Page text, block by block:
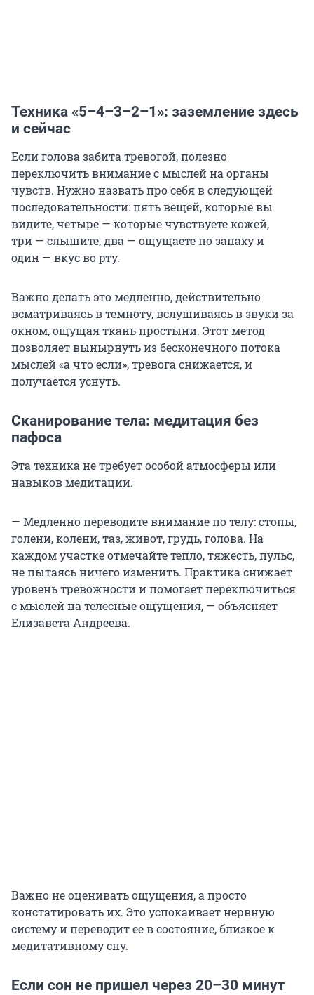
Техника «5–4–3–2–1»: заземление здесь
и сейчас
Если голова забита тревогой, полезно
переключить внимание с мыслей на органы
чувств. Нужно назвать про себя в следующей
последовательности: пять вещей, которые вы
видите, четыре — которые чувствуете кожей,
три — слышите, два — ощущаете по запаху и
один — вкус во рту.
Важно делать это медленно, действительно
всматриваясь в темноту, вслушиваясь в звуки за
окном, ощущая ткань простыни. Этот метод
позволяет вынырнуть из бесконечного потока
мыслей «а что если», тревога снижается, и
получается уснуть.
Сканирование тела: медитация без
пафоса
Эта техника не требует особой атмосферы или
навыков медитации.
— Медленно переводите внимание по телу: стопы,
голени, колени, таз, живот, грудь, голова. На
каждом участке отмечайте тепло, тяжесть, пульс,
не пытаясь ничего изменить. Практика снижает
уровень тревожности и помогает переключиться
с мыслей на телесные ощущения, — объясняет
Елизавета Андреева.
Важно не оценивать ощущения, а просто
констатировать их. Это успокаивает нервную
систему и переводит ее в состояние, близкое к
медитативному сну.
Если сон не пришел через 20–30 минут